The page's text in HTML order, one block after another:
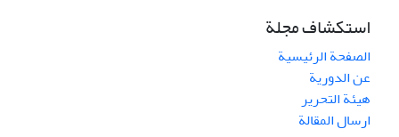
استكشاف مجلة
الصفحة الرئيسية
عن الدورية
هيئة التحرير
ارسال المقالة